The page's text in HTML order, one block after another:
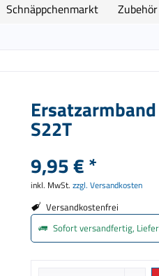
Schnäppchenmarkt Zubehör
S22T
9,95 € *
inkl. MwSt. zzgl. Versandkosten
Versandkostenfrei
Sofort versandfertig,